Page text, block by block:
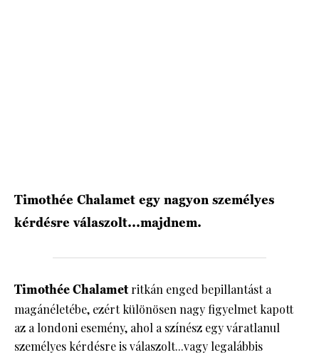
Timothée Chalamet egy nagyon személyes
kérdésre válaszolt...majdnem.
Timothée Chalametritkán enged bepillantást a
magánéletébe, ezért különösen nagy figyelmet kapott
az a londoni esemény, ahol a színész egy váratlanul
személyes kérdésre is válaszolt...vagy legalábbis